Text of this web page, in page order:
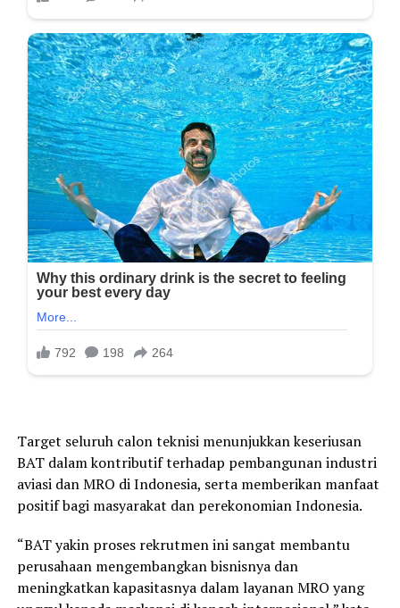
Target seluruh calon teknisi menunjukkan keseriusan
BAT dalam kontributif terhadap pembangunan industri
aviasi dan MRO di Indonesia, serta memberikan manfaat
positif bagi masyarakat dan perekonomian Indonesia.
“BAT yakin proses rekrutmen ini sangat membantu
perusahaan mengembangkan bisnisnya dan
meningkatkan kapasitasnya dalam layanan MRO yang